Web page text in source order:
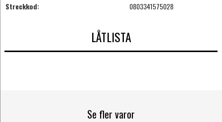
Streckkod:
0803341575028
LÅTLISTA
Se fler varor